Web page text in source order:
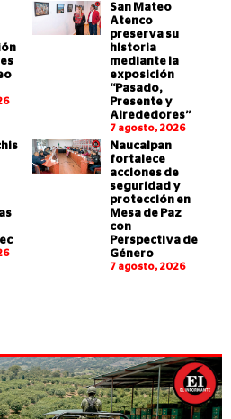
San Mateo
Atenco
preserva su
historia
mediante la
exposición
“Pasado,
Presente y
Alrededores”
7 agosto, 2026
Naucalpan
fortalece
acciones de
seguridad y
protección en
Mesa de Paz
con
Perspectiva de
Género
7 agosto, 2026